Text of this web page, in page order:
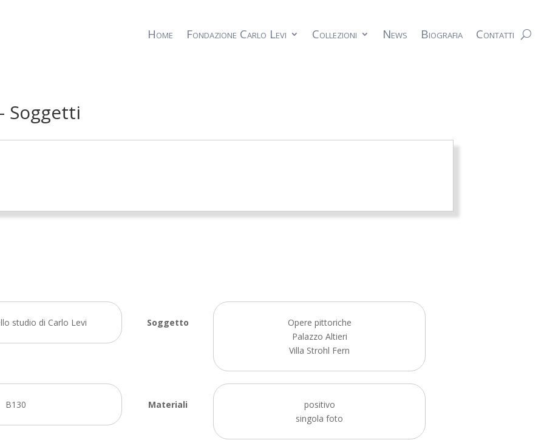
Home Fondazione Carlo Levi Collezioni News Biografia Contatti
Soggetti
studio di Carlo Levi Soggetto
Opere pittoriche
Palazzo Altieri
Villa Strohl Fern
B130 Materiali
positivo
singola foto